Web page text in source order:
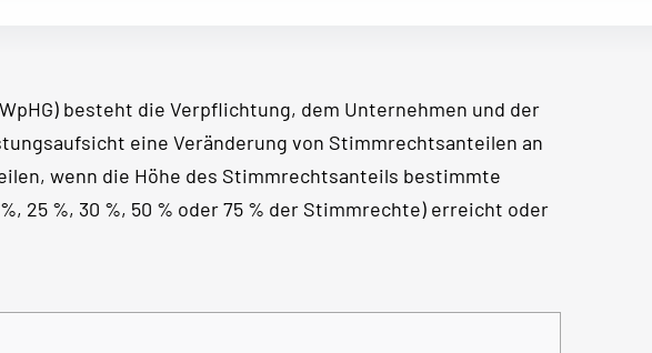
besteht die Verpflichtung, dem Unternehmen und der
eine Veränderung von Stimmrechtsanteilen an
wenn die Höhe des Stimmrechtsanteils bestimmte
%, 25 %, 30 %, 50 % oder 75 % der Stimmrechte) erreicht oder